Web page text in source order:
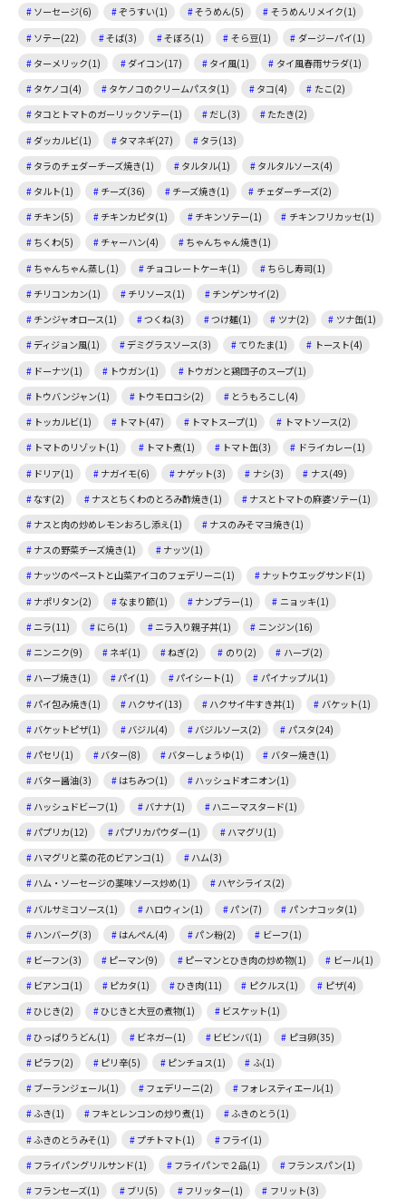
ソーセージ(6) ぞうすい(1) そうめん(5)
そうめんリメイク(1)
ソテー(22)
そば(3) そぼろ(1) そら豆(1)
ダージーパイ(1)
ターメリック(1)
ダイコン(17) タイ風(1)
タイ風春雨サラダ(1)
タケノコ(4)
タケノコのクリームパスタ(1) タコ(4)
たこ(2)
タコとトマトのガーリックソテー(1)
だし(3)
たたき(2)
ダッカルビ(1)
タマネギ(27)
タラ(13)
タラのチェダーチーズ焼き(1)
タルタル(1)
タルタルソース(4)
タルト(1)
チーズ(36) チーズ焼き(1)
チェダーチーズ(2)
チキン(5)
チキンカピタ(1) チキンソテー(1)
チキンフリカッセ(1)
ちくわ(5)
チャーハン(4)
ちゃんちゃん焼き(1)
ちゃんちゃん蒸し(1)
チョコレートケーキ(1)
ちらし寿司(1)
チリコンカン(1)
チリソース(1)
チンゲンサイ(2)
チンジャオロース(1)
つくね(3) つけ麺(1) ツナ(2)
ツナ缶(1)
ディジョン風(1)
デミグラスソース(3) てりたま(1)
トースト(4)
ドーナツ(1)
トウガン(1)
トウガンと鶏団子のスープ(1)
トウバンジャン(1)
トウモロコシ(2)
とうもろこし(4)
トッカルビ(1)
トマト(47) トマトスープ(1)
トマトソース(2)
トマトのリゾット(1)
トマト煮(1) トマト缶(3)
ドライカレー(1)
ドリア(1)
ナガイモ(6) ナゲット(3) ナシ(3)
ナス(49)
なす(2)
ナスとちくわのとろみ酢焼き(1)
ナスとトマトの麻婆ソテー(1)
ナスと肉の炒めレモンおろし添え(1)
ナスのみそマヨ焼き(1)
ナスの野菜チーズ焼き(1)
ナッツ(1)
ナッツのペーストと山菜アイコのフェデリーニ(1)
ナットウエッグサンド(1)
ナポリタン(2)
なまり節(1) ナンプラー(1)
ニョッキ(1)
ニラ(11)
にら(1) ニラ入り親子丼(1)
ニンジン(16)
ニンニク(9)
ネギ(1) ねぎ(2) のり(2)
ハーブ(2)
ハーブ焼き(1)
パイ(1) パイシート(1)
パイナップル(1)
パイ包み焼き(1)
ハクサイ(13) ハクサイ牛すき丼(1)
バケット(1)
バケットピザ(1)
バジル(4) バジルソース(2)
パスタ(24)
パセリ(1)
バター(8) バターしょうゆ(1)
バター焼き(1)
バター醤油(3)
はちみつ(1)
ハッシュドオニオン(1)
ハッシュドビーフ(1)
バナナ(1)
ハニーマスタード(1)
パプリカ(12)
パプリカパウダー(1)
ハマグリ(1)
ハマグリと菜の花のビアンコ(1)
ハム(3)
ハム・ソーセージの薬味ソース炒め(1)
ハヤシライス(2)
バルサミコソース(1)
ハロウィン(1) パン(7)
パンナコッタ(1)
ハンバーグ(3)
はんぺん(4) パン粉(2)
ビーフ(1)
ビーフン(3)
ピーマン(9) ピーマンとひき肉の炒め物(1)
ビール(1)
ビアンコ(1)
ピカタ(1) ひき肉(11) ピクルス(1)
ピザ(4)
ひじき(2)
ひじきと大豆の煮物(1)
ビスケット(1)
ひっぱりうどん(1)
ビネガー(1) ビビンバ(1)
ピヨ卵(35)
ピラフ(2)
ピリ辛(5) ピンチョス(1)
ふ(1)
ブーランジェール(1)
フェデリーニ(2)
フォレスティエール(1)
ふき(1)
フキとレンコンの炒り煮(1)
ふきのとう(1)
ふきのとうみそ(1)
プチトマト(1)
フライ(1)
フライパングリルサンド(1)
フライパンで２品(1)
フランスパン(1)
フランセーズ(1)
ブリ(5) フリッター(1)
フリット(3)